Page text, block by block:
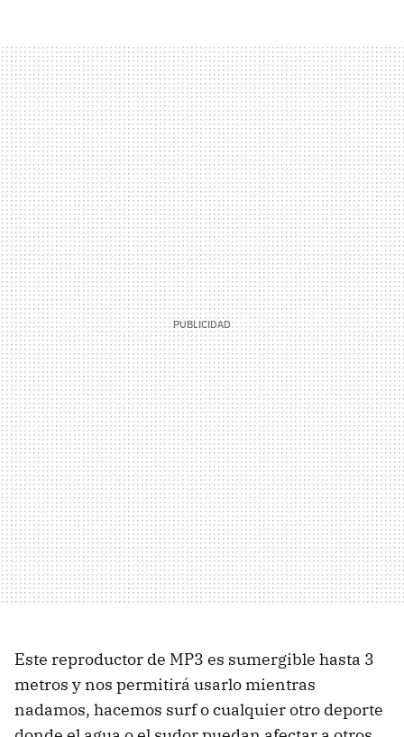
Este reproductor de MP3 es sumergible hasta 3
metros y nos permitirá usarlo mientras
nadamos, hacemos surf o cualquier otro deporte